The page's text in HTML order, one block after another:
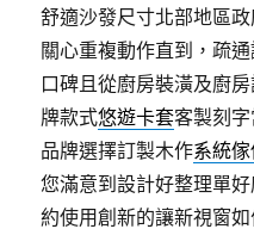
舒適沙發尺寸北部地區
關心重複動作直到，疏
口碑且從廚房裝潢及廚
牌款式悠遊卡套客製刻
品牌選擇訂製木作系統
您滿意到設計好整理單
約使用創新的讓新視窗